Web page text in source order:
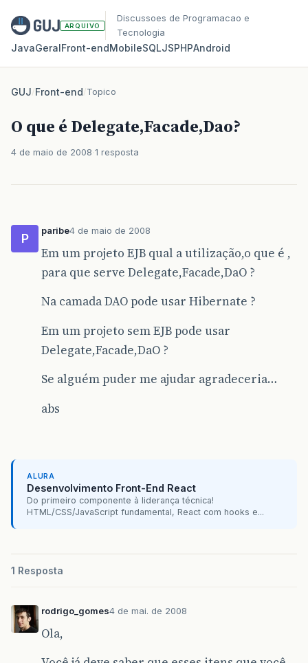
ARQUIVO
Discussoes de Programacao e
Tecnologia
JavaGeralFront‑endMobileSQLJSPHPAndroid
GUJ/Front-end/Topico
O que é Delegate,Facade,Dao?
4 de maio de 2008 1 resposta
P
paribe4 de maio de 2008
Em um projeto EJB qual a utilização,o que é ,
para que serve Delegate,Facade,DaO ?
Na camada DAO pode usar Hibernate ?
Em um projeto sem EJB pode usar
Delegate,Facade,DaO ?
Se alguém puder me ajudar agradeceria…
abs
ALURA
Desenvolvimento Front-End React
Do primeiro componente à liderança técnica!
HTML/CSS/JavaScript fundamental, React com hooks e...
1 Resposta
rodrigo_gomes4 de mai. de 2008
Ola,